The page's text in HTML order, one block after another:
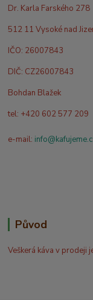
Dr. Karla Farského 278
512 11 Vysoké nad
IČO: 26007843
DIČ: CZ26007843
Bohdan Blažek
tel: +420 602 577 209
e-mail:
Původ
Veškerá káva v prodeji